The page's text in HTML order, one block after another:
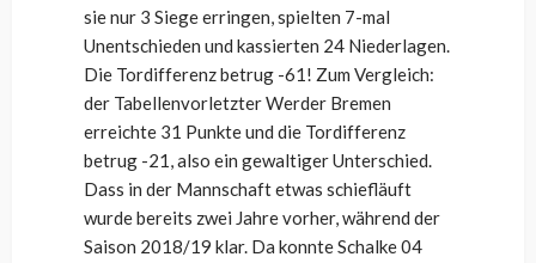
sie nur 3 Siege erringen, spielten 7-mal
Unentschieden und kassierten 24 Niederlagen.
Die Tordifferenz betrug -61! Zum Vergleich:
der Tabellenvorletzter Werder Bremen
erreichte 31 Punkte und die Tordifferenz
betrug -21, also ein gewaltiger Unterschied.
Dass in der Mannschaft etwas schiefläuft
wurde bereits zwei Jahre vorher, während der
Saison 2018/19 klar. Da konnte Schalke 04